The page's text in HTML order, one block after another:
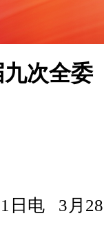
次全委
电 3月28